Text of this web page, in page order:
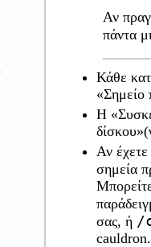
Αν
πάντα
Κάθε
«Σημείο
Η
Αν
σημεία
σας, ή /
cauldron.